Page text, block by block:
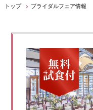
トップ > ブライダルフェア情報